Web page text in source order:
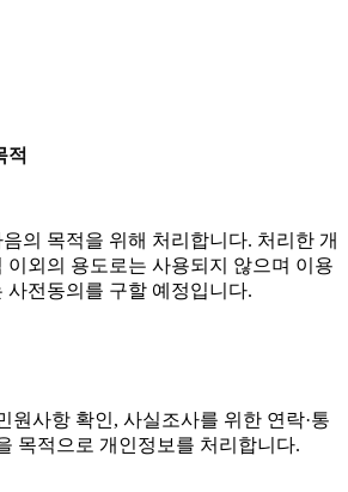
적
의 목적을 위해 처리합니다. 처리한 개
이외의 용도로는 사용되지 않으며 이용
사전동의를 구할 예정입니다.
원사항 확인, 사실조사를 위한 연락·통
목적으로 개인정보를 처리합니다.